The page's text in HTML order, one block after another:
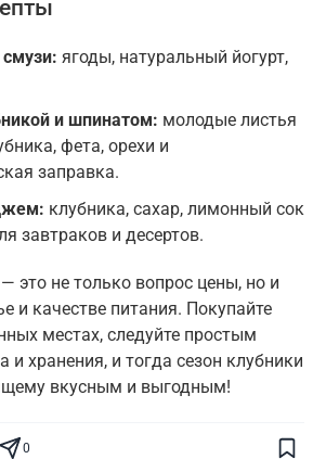
ягоды, натуральный йогурт,
и шпинатом: молодые листья
фета, орехи и
заправка.
клубника, сахар, лимонный сок
завтраков и десертов.
это не только вопрос цены, но и
и качестве питания. Покупайте
местах, следуйте простым
хранения, и тогда сезон клубники
вкусным и выгодным!
0
показываться вам